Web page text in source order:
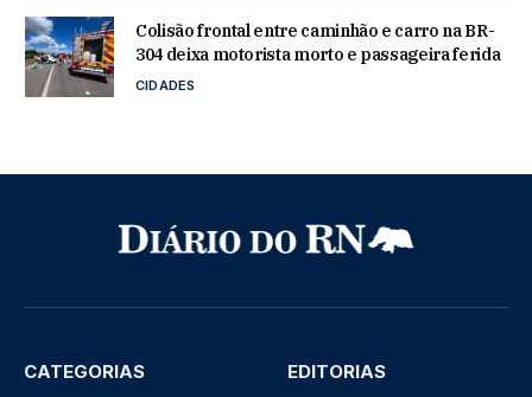
Colisão frontal entre caminhão e carro na BR-
304 deixa motorista morto e passageira ferida
CIDADES
CATEGORIAS EDITORIAS